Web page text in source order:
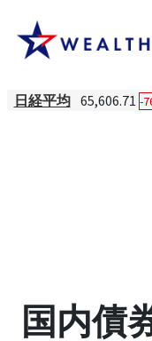
日経平均 65,606.71 -
国内債